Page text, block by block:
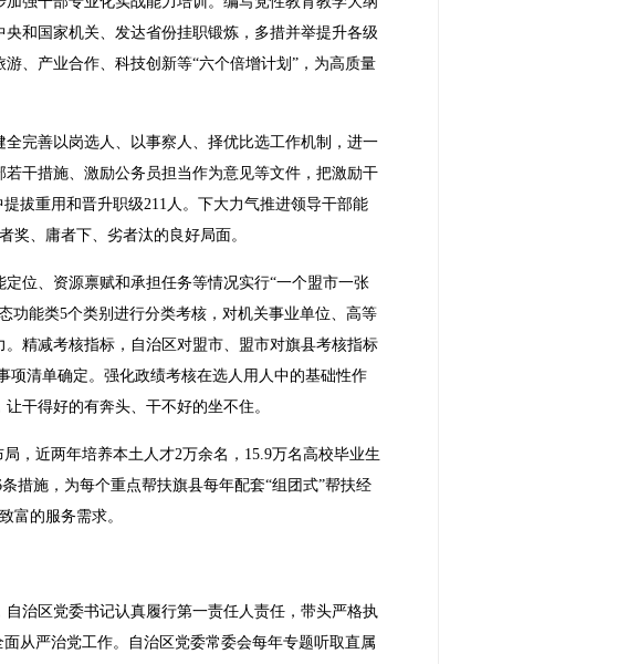
和国家机关、发达省份挂职锻炼，多措并举提升各级
、产业合作、科技创新等“六个倍增计划”，为高质量
完善以岗选人、以事察人、择优比选工作机制，进一
干措施、激励公务员担当作为意见等文件，把激励干
拔重用和晋升职级211人。下大力气推进领导干部能
奖、庸者下、劣者汰的良好局面。
位、资源禀赋和承担任务等情况实行“一个盟市一张
功能类5个类别进行分类考核，对机关事业单位、高等
精减考核指标，自治区对盟市、盟市对旗县考核指标
项清单确定。强化政绩考核在选人用人中的基础性作
干得好的有奔头、干不好的坐不住。
，近两年培养本土人才2万余名，15.9万名高校毕业生
措施，为每个重点帮扶旗县每年配套“组团式”帮扶经
富的服务需求。
治区党委书记认真履行第一责任人责任，带头严格执
从严治党工作。自治区党委常委会每年专题听取直属